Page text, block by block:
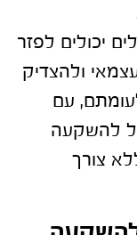
יכולים לפזר
ולהצדיק
עם
להשקעה
צורך